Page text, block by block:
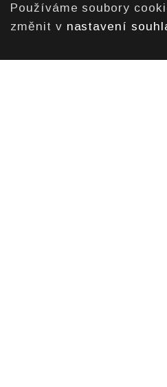
Používáme soubory
změnit v nastavení